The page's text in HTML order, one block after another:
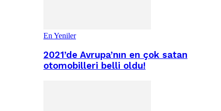
En Yeniler
2021’de Avrupa’nın en çok satan
otomobilleri belli oldu!